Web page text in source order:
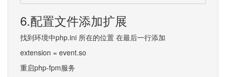
6.配置文件添加扩展
找到环境中php.ini 所在的位置 在最后一行添加
extension = event.so
重启php-fpm服务